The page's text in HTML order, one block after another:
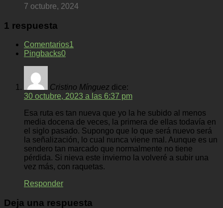
7 octubre, 2024
1 respuesta
Comentarios1
Pingbacks0
Cristino Mínguez dice:
30 octubre, 2023 a las 6:37 pm
Esa ruta es tan nueva que yo la he subido al menos
media docena de veces, la primera de ellas todavía en
el siglo pasado. Supongo que lo que será nuevo será
la señalización, lo cual nunca viene mal. Aunque es un
sendero tan marcado que normalmente no tiene
pérdida. Si nieva este invierno la volveré a subir una
vez más, con raquetas.
Responder
Deja una respuesta